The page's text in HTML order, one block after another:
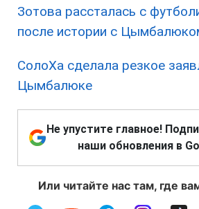
Зотова рассталась с
после истории с
СолоХа сделала резкое
Цымбалюке
Не упустите главное!
наши обновления в
Или читайте нас там, где